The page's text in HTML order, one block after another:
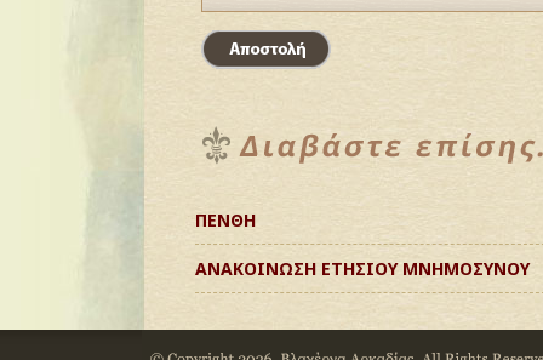
ΠΕΝΘΗ
ΑΝΑΚΟΙΝΩΣΗ ΕΤΗΣΙΟΥ ΜΝΗΜΟΣΥΝΟΥ